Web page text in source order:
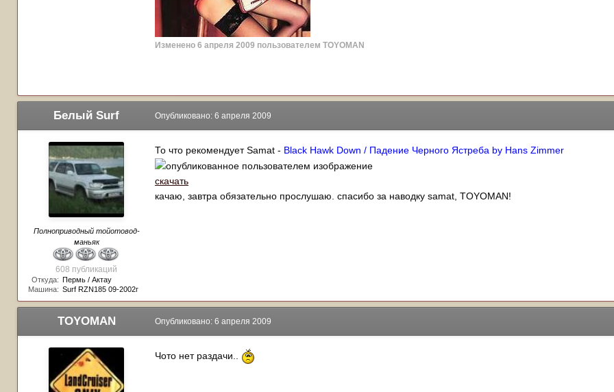
Изменено 6 апреля 2009 пользователем TOYOMAN
Белый Surf
Полноприводный тойотовод-
маньяк
608 публикаций
Откуда: Пермь / Актау
Машина: Surf RZN185 09-2002г
Опубликовано: 6 апреля 2009
То что рекомендует Samat - Black Hawk Down / Падение Черного Ястреба by Hans Zimmer
скачать
качаю, завтра обязательно прослушаю. спасибо за наводку samat, TOYOMAN!
TOYOMAN Опубликовано: 6 апреля 2009
Чото нет раздачи..